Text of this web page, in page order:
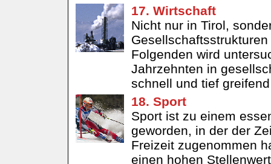
17. Wirtschaft
Nicht nur in Tirol,
Folgenden wird
Jahrzehnten in
schnell und tief
18. Sport
Sport ist zu einem
geworden, in der der
Freizeit zugenommen
einen hohen